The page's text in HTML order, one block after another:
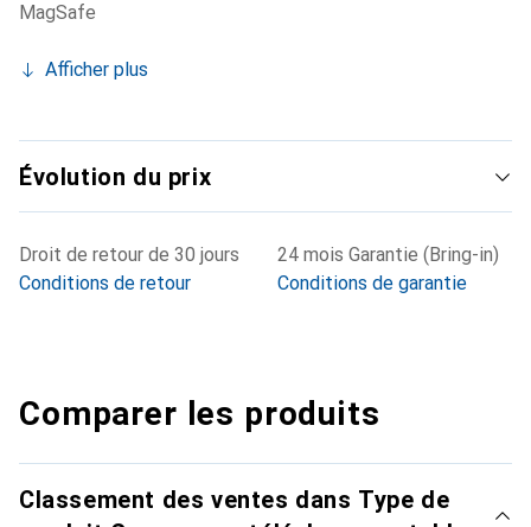
MagSafe
Afficher plus
Évolution du prix
Droit de retour de 30 jours
Conditions de retour
24 mois Garantie (Bring-in)
Conditions de garantie
Comparer les produits
Classement des ventes dans Type de